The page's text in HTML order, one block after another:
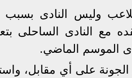
وليس النادى بسبب
مع النادى الساحلى
الموسم الماضي.
على أي مقابل،